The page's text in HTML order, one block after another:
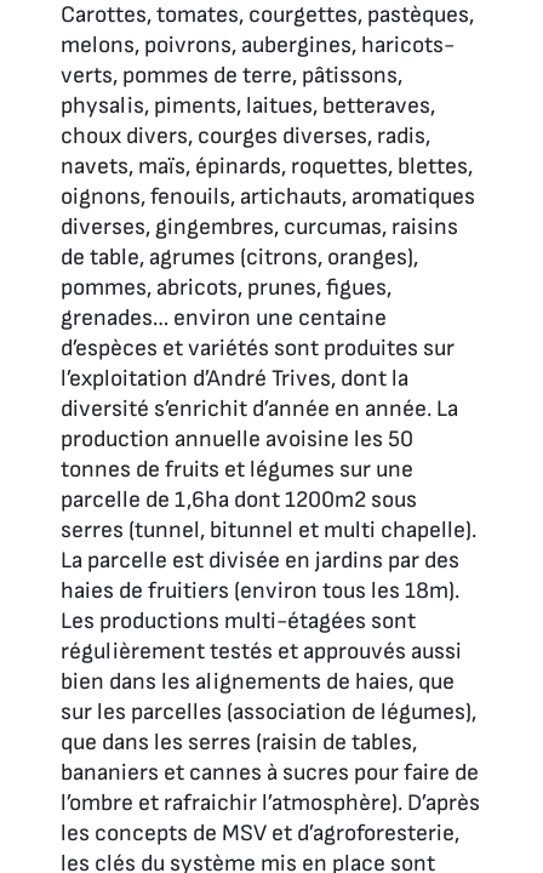
Carottes, tomates, courgettes, pastèques,
melons, poivrons, aubergines, haricots-
verts, pommes de terre, pâtissons,
physalis, piments, laitues, betteraves,
choux divers, courges diverses, radis,
navets, maïs, épinards, roquettes, blettes,
oignons, fenouils, artichauts, aromatiques
diverses, gingembres, curcumas, raisins
de table, agrumes (citrons, oranges),
pommes, abricots, prunes, figues,
grenades… environ une centaine
d’espèces et variétés sont produites sur
l’exploitation d’André Trives, dont la
diversité s’enrichit d’année en année. La
production annuelle avoisine les 50
tonnes de fruits et légumes sur une
parcelle de 1,6ha dont 1200m2 sous
serres (tunnel, bitunnel et multi chapelle).
La parcelle est divisée en jardins par des
haies de fruitiers (environ tous les 18m).
Les productions multi-étagées sont
régulièrement testés et approuvés aussi
bien dans les alignements de haies, que
sur les parcelles (association de légumes),
que dans les serres (raisin de tables,
bananiers et cannes à sucres pour faire de
l’ombre et rafraichir l’atmosphère). D’après
les concepts de MSV et d’agroforesterie,
les clés du système mis en place sont